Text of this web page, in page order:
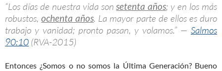
“Los días de nuestra vida sonsetenta años; y en los más
robustos,ochenta años. La mayor parte de ellos es duro
trabajo y vanidad; pronto pasan, y volamos.” — Salmos
90:10 (RVA-2015)
Entonces ¿Somos o no somos la Última Generación? Bueno